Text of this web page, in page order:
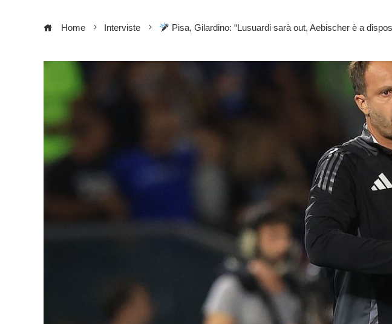
Home Interviste Pisa, Gilardino: “Lusuardi sarà out, Aebischer è a